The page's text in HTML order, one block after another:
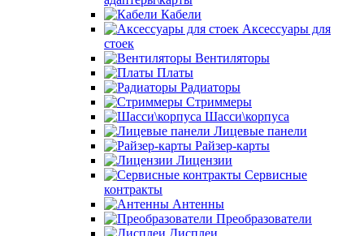
Кабели
Аксессуары для
стоек
Вентиляторы
Платы
Радиаторы
Стриммеры
Шасси\корпуса
Лицевые панели
Райзер-карты
Лицензии
Сервисные
контракты
Антенны
Преобразователи
Дисплеи